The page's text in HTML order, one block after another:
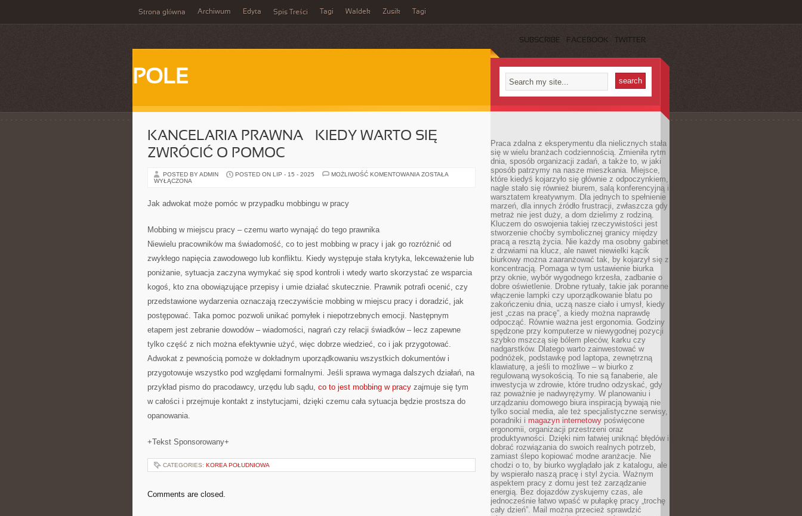
Strona główna Archiwum Edyta Spis Treści Tagi Waldek Zusik Tagi
SUBSCRIBE FACEBOOK TWITTER
POLE
KANCELARIA PRAWNA – KIEDY WARTO SIĘ
ZWRÓCIĆ O POMOC
POSTED BY ADMIN POSTED ON LIP - 15 - 2025 MOŻLIWOŚĆ KOMENTOWANIA KANCELARIA
ZOSTAŁA
WYŁĄCZONA
Jak adwokat może pomóc w przypadku mobbingu w pracy
Mobbing w miejscu pracy – czemu warto wynająć do tego prawnika
Niewielu pracowników ma świadomość, co to jest mobbing w pracy i jak go rozróżnić od
zwykłego napięcia zawodowego lub konfliktu. Kiedy występuje stała krytyka, lekceważenie lub
poniżanie, sytuacja zaczyna wymykać się spod kontroli i wtedy warto skorzystać ze wsparcia
kogoś, kto zna obowiązujące przepisy i umie działać skutecznie. Prawnik potrafi ocenić, czy
przedstawione wydarzenia oznaczają rzeczywiście mobbing w miejscu pracy i doradzić, jak
postępować. Taka pomoc pozwoli unikać pomyłek i niepotrzebnych emocji. Następnym
etapem jest zebranie dowodów – wiadomości, nagrań czy relacji świadków – lecz zapewne
tylko część z nich można efektywnie użyć, więc dobrze wiedzieć, co i jak przygotować.
Adwokat z pewnością pomoże w dokładnym uporządkowaniu wszystkich dokumentów i
przygotowuje wszystko pod względami formalnymi. Jeśli sprawa wymaga dalszych działań, na
przykład pismo do pracodawcy, urzędu lub sądu, co to jest mobbing w pracy zajmuje się tym
w całości i przejmuje kontakt z instytucjami, dzięki czemu cała sytuacja będzie prostsza do
opanowania.
+Tekst Sponsorowany+
CATEGORIES: KOREA POŁUDNIOWA
Comments are closed.
Praca zdalna z eksperymentu dla nielicznych stała
się w wielu branżach codziennością. Zmieniła rytm
dnia, sposób organizacji zadań, a także to, w jaki
sposób patrzymy na nasze mieszkania. Miejsce,
które kiedyś kojarzyło się głównie z odpoczynkiem,
nagle stało się również biurem, salą konferencyjną i
warsztatem kreatywnym. Dla jednych to spełnienie
marzeń, dla innych źródło frustracji, zwłaszcza gdy
metraż nie jest duży, a dom dzielimy z rodziną.
Kluczem do oswojenia takiej rzeczywistości jest
stworzenie choćby symbolicznej granicy między
pracą a resztą życia. Nie każdy ma osobny gabinet
z drzwiami na klucz, ale nawet niewielki kącik
biurkowy można zaaranżować tak, by kojarzył się z
koncentracją. Pomaga w tym ustawienie biurka
przy oknie, wybór wygodnego krzesła, zadbanie o
dobre oświetlenie. Drobne rytuały, takie jak poranne
włączenie lampki czy uporządkowanie blatu po
zakończeniu dnia, uczą nasze ciało i umysł, kiedy
jest „czas na pracę”, a kiedy można naprawdę
odpocząć. Równie ważna jest ergonomia. Godziny
spędzone przy komputerze w niewygodnej pozycji
szybko mszczą się bólem pleców, karku czy
nadgarstków. Dlatego warto zainwestować w
podnóżek, podstawkę pod laptopa, zewnętrzną
klawiaturę, a jeśli to możliwe – w biurko z
regulowaną wysokością. To nie są fanaberie, ale
inwestycja w zdrowie, które trudno odzyskać, gdy
raz poważnie je nadwyrężymy. W planowaniu i
urządzaniu domowego biura inspiracją bywają nie
tylko social media, ale też specjalistyczne serwisy,
poradniki i magazyn internetowy poświęcone
ergonomii, organizacji przestrzeni oraz
produktywności. Dzięki nim łatwiej uniknąć błędów i
dobrać rozwiązania do swoich realnych potrzeb,
zamiast ślepo kopiować modne aranżacje. Nie
chodzi o to, by biurko wyglądało jak z katalogu, ale
by wspierało naszą pracę i styl życia. Ważnym
aspektem pracy z domu jest też zarządzanie
energią. Bez dojazdów zyskujemy czas, ale
jednocześnie łatwo wpaść w pułapkę pracy „trochę
cały dzień”. Mail można przecież sprawdzić